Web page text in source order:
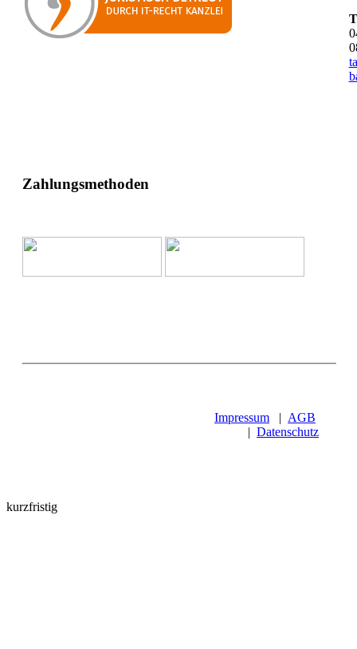
Zahlungsmethoden
Impressum | AGB
| Datenschutz
kurzfristig